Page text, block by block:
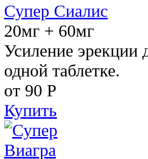
Супер Сиалис
20мг + 60мг
Усиление эрекции
одной таблетке.
от 90 Р
Купить